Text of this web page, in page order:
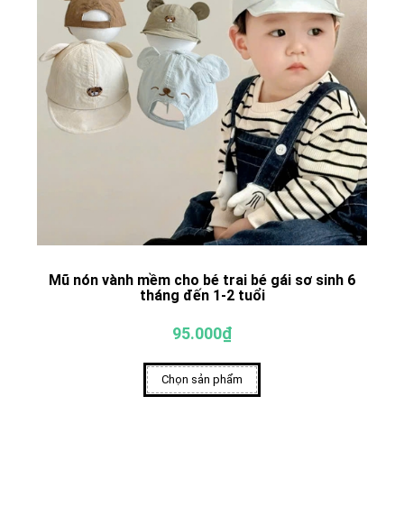
Mũ nón vành mềm cho bé trai bé gái sơ sinh 6
tháng đến 1-2 tuổi
95.000₫
Chọn sản phẩm